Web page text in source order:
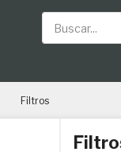
Buscar
Filtros